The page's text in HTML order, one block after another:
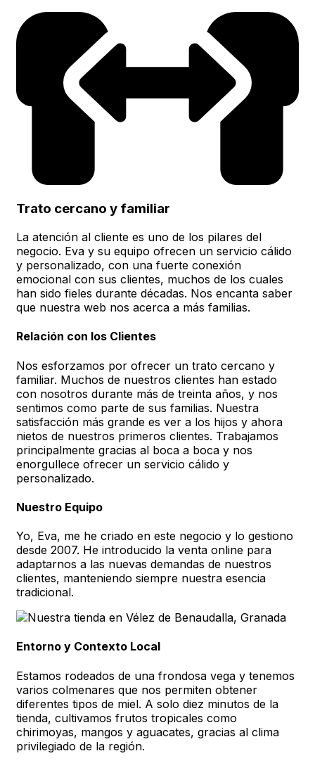
Trato cercano y familiar
La atención al cliente es uno de los pilares del
negocio. Eva y su equipo ofrecen un servicio cálido
y personalizado, con una fuerte conexión
emocional con sus clientes, muchos de los cuales
han sido fieles durante décadas. Nos encanta saber
que nuestra web nos acerca a más familias.
Relación con los Clientes
Nos esforzamos por ofrecer un trato cercano y
familiar. Muchos de nuestros clientes han estado
con nosotros durante más de treinta años, y nos
sentimos como parte de sus familias. Nuestra
satisfacción más grande es ver a los hijos y ahora
nietos de nuestros primeros clientes. Trabajamos
principalmente gracias al boca a boca y nos
enorgullece ofrecer un servicio cálido y
personalizado.
Nuestro Equipo
Yo, Eva, me he criado en este negocio y lo gestiono
desde 2007. He introducido la venta online para
adaptarnos a las nuevas demandas de nuestros
clientes, manteniendo siempre nuestra esencia
tradicional.
Entorno y Contexto Local
Estamos rodeados de una frondosa vega y tenemos
varios colmenares que nos permiten obtener
diferentes tipos de miel. A solo diez minutos de la
tienda, cultivamos frutos tropicales como
chirimoyas, mangos y aguacates, gracias al clima
privilegiado de la región.